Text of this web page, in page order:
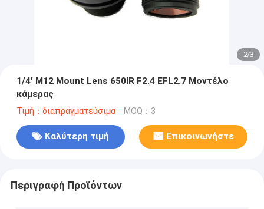
2/3
1/4' M12 Mount Lens 650IR F2.4 EFL2.7 Μοντέλο
κάμερας
Τιμή：διαπραγματεύσιμα MOQ：3
Καλύτερη τιμή Επικοινωνήστε
Περιγραφή Προϊόντων